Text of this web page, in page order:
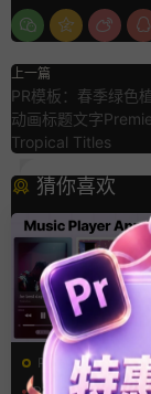
上一篇
PR模板：春季绿色
动画标题文字
Tropical Titles
猜你喜欢
PR基本图形mogrt